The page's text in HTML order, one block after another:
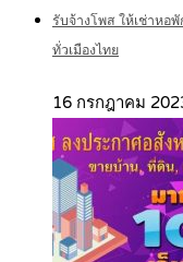
รับจ้างโพส ให้เช่าหอ
ทั่วเมืองไทย
16 กรกฎาคม